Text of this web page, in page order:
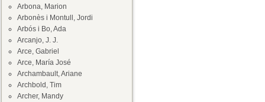
Arbona, Marion
Arbonès i Montull, Jordi
Arbós i Bo, Ada
Arcanjo, J. J.
Arce, Gabriel
Arce, María José
Archambault, Ariane
Archbold, Tim
Archer, Mandy